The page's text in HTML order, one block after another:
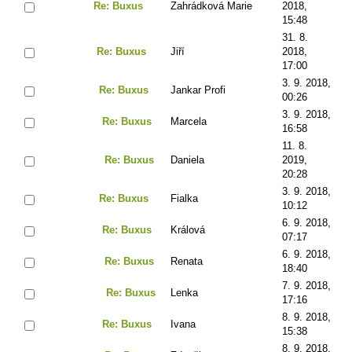
Re: Buxus Zahrádková Marie
2018,
15:48
Re: Buxus Jiří
31. 8.
2018,
17:00
Re: Buxus Jankar Profi
3. 9. 2018,
00:26
Re: Buxus Marcela
3. 9. 2018,
16:58
Re: Buxus Daniela
11. 8.
2019,
20:28
Re: Buxus Fialka
3. 9. 2018,
10:12
Re: Buxus Králová
6. 9. 2018,
07:17
Re: Buxus Renata
6. 9. 2018,
18:40
Re: Buxus Lenka
7. 9. 2018,
17:16
Re: Buxus Ivana
8. 9. 2018,
15:38
8. 9. 2018,